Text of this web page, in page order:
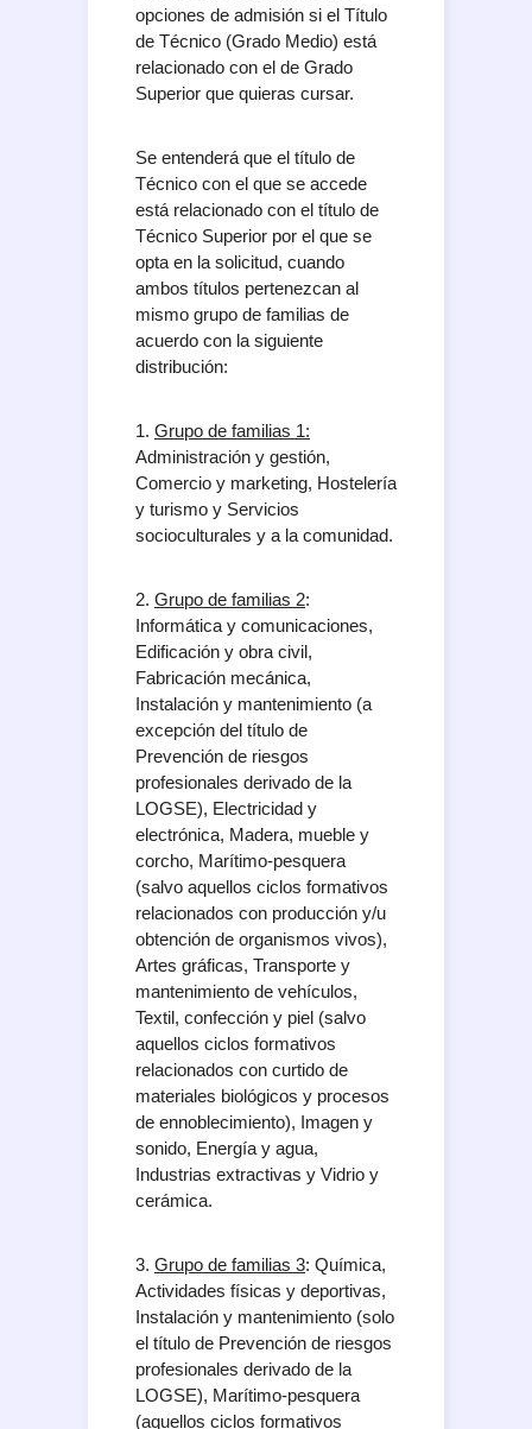
opciones de admisión si el Título
de Técnico (Grado Medio) está
relacionado con el de Grado
Superior que quieras cursar.
Se entenderá que el título de
Técnico con el que se accede
está relacionado con el título de
Técnico Superior por el que se
opta en la solicitud, cuando
ambos títulos pertenezcan al
mismo grupo de familias de
acuerdo con la siguiente
distribución:
1. Grupo de familias 1:
Administración y gestión,
Comercio y marketing, Hostelería
y turismo y Servicios
socioculturales y a la comunidad.
2. Grupo de familias 2:
Informática y comunicaciones,
Edificación y obra civil,
Fabricación mecánica,
Instalación y mantenimiento (a
excepción del título de
Prevención de riesgos
profesionales derivado de la
LOGSE), Electricidad y
electrónica, Madera, mueble y
corcho, Marítimo-pesquera
(salvo aquellos ciclos formativos
relacionados con producción y/u
obtención de organismos vivos),
Artes gráficas, Transporte y
mantenimiento de vehículos,
Textil, confección y piel (salvo
aquellos ciclos formativos
relacionados con curtido de
materiales biológicos y procesos
de ennoblecimiento), Imagen y
sonido, Energía y agua,
Industrias extractivas y Vidrio y
cerámica.
3. Grupo de familias 3: Química,
Actividades físicas y deportivas,
Instalación y mantenimiento (solo
el título de Prevención de riesgos
profesionales derivado de la
LOGSE), Marítimo-pesquera
(aquellos ciclos formativos